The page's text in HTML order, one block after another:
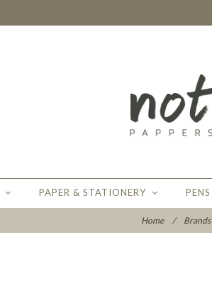
PAPER & STATIONERY PENS
Home / Brands